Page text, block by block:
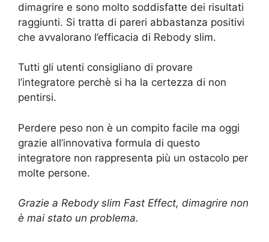
dimagrire e sono molto soddisfatte dei risultati
raggiunti. Si tratta di pareri abbastanza positivi
che avvalorano l’efficacia di Rebody slim.
Tutti gli utenti consigliano di provare
l’integratore perchè si ha la certezza di non
pentirsi.
Perdere peso non è un compito facile ma oggi
grazie all’innovativa formula di questo
integratore non rappresenta più un ostacolo per
molte persone.
Grazie a Rebody slim Fast Effect, dimagrire non
è mai stato un problema.